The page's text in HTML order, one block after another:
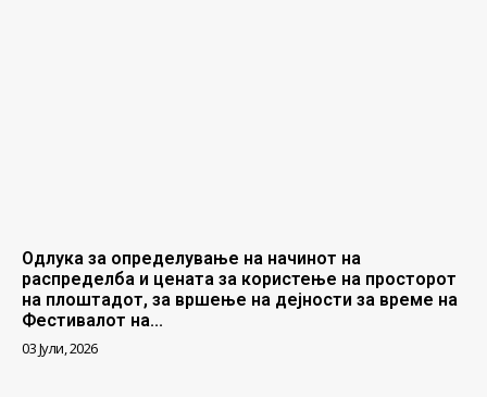
Одлука за определување на начинот на
распределба и цената за користење на просторот
на плоштадот, за вршење на дејности за време на
Фестивалот на...
03 Јули, 2026